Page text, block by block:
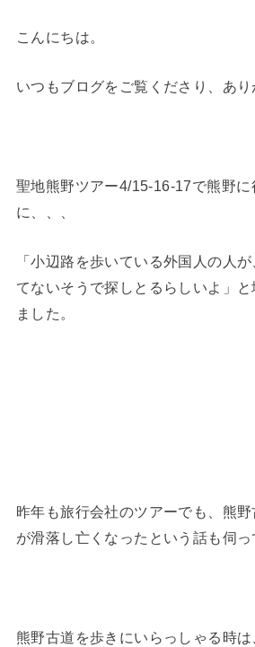
こんにちは。
いつもブログをご覧くださり、あり
聖地熊野ツアー4/15-16-17で熊野
に、、、
「小辺路を歩いている外国人の人
てないそうで探しとるらしいよ」
ました。
昨年も旅行会社のツアーでも、熊
が滑落し亡くなったという話も伺っ
熊野古道を歩きにいらっしゃる時